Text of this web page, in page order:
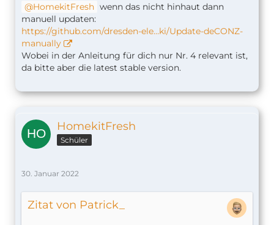
HomekitFresh wenn das nicht hinhaut dann
manuell updaten:
https://github.com/dresden-ele…ki/Update-deCONZ-
manually
Wobei in der Anleitung für dich nur Nr. 4 relevant ist,
da bitte aber die latest stable version.
HomekitFresh
Schüler
30. Januar 2022
Zitat von Patrick_